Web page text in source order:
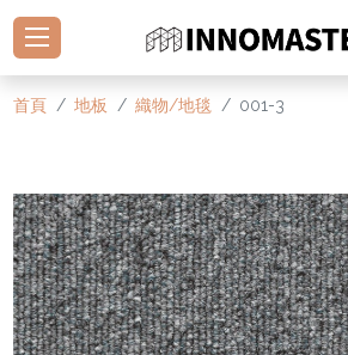
首頁 地板 織物/地毯 001-3